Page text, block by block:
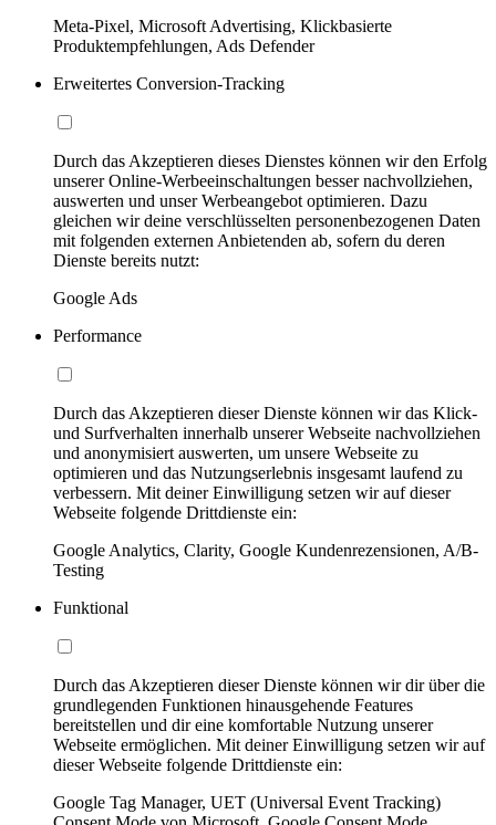
Meta-Pixel, Microsoft Advertising, Klickbasierte
Produktempfehlungen, Ads Defender
Erweitertes Conversion-Tracking
Durch das Akzeptieren dieses Dienstes können wir den Erfolg
unserer Online-Werbeeinschaltungen besser nachvollziehen,
auswerten und unser Werbeangebot optimieren. Dazu
gleichen wir deine verschlüsselten personenbezogenen Daten
mit folgenden externen Anbietenden ab, sofern du deren
Dienste bereits nutzt:
Google Ads
Performance
Durch das Akzeptieren dieser Dienste können wir das Klick-
und Surfverhalten innerhalb unserer Webseite nachvollziehen
und anonymisiert auswerten, um unsere Webseite zu
optimieren und das Nutzungserlebnis insgesamt laufend zu
verbessern. Mit deiner Einwilligung setzen wir auf dieser
Webseite folgende Drittdienste ein:
Google Analytics, Clarity, Google Kundenrezensionen, A/B-
Testing
Funktional
Durch das Akzeptieren dieser Dienste können wir dir über die
grundlegenden Funktionen hinausgehende Features
bereitstellen und dir eine komfortable Nutzung unserer
Webseite ermöglichen. Mit deiner Einwilligung setzen wir auf
dieser Webseite folgende Drittdienste ein:
Google Tag Manager, UET (Universal Event Tracking)